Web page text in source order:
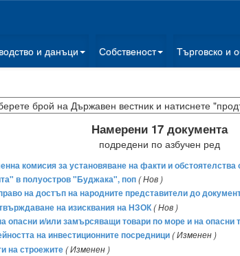
и данъци Собственост Търговско и
Намерени 17 документа
подредени по азбучен ред
комисия за установяване на факти и
в полуостров "Буджака", поп( Нов )
на достъп на народните представители до
на изисквания на НЗОК( Нов )
опасни и/или замърсяващи товари по море и на
на инвестиционните посредници( Изменен )
на строежите( Изменен )